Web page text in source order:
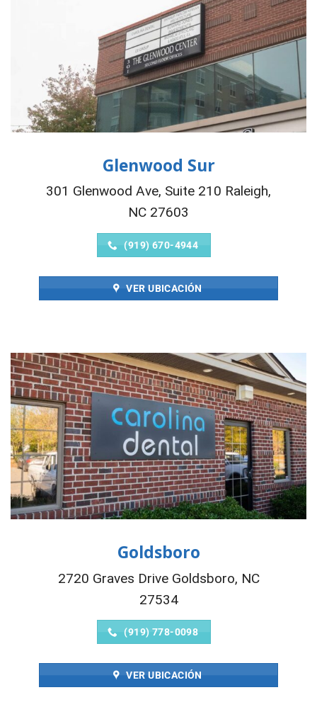
Glenwood Sur
301 Glenwood Ave, Suite 210 Raleigh,
NC 27603
(919) 670-4944
VER UBICACIÓN
Goldsboro
2720 Graves Drive Goldsboro, NC
27534
(919) 778-0098
VER UBICACIÓN